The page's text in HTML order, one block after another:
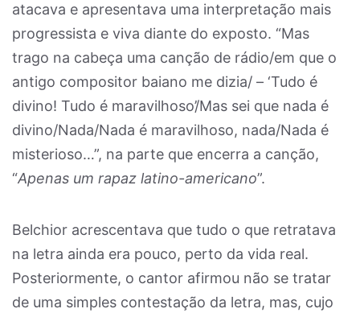
atacava e apresentava uma interpretação mais
progressista e viva diante do exposto. “Mas
trago na cabeça uma canção de rádio/em que o
antigo compositor baiano me dizia/ – ‘Tudo é
divino! Tudo é maravilhoso’/Mas sei que nada é
divino/Nada/Nada é maravilhoso, nada/Nada é
misterioso…”, na parte que encerra a canção,
“Apenas um rapaz latino-americano”.
Belchior acrescentava que tudo o que retratava
na letra ainda era pouco, perto da vida real.
Posteriormente, o cantor afirmou não se tratar
de uma simples contestação da letra, mas, cujo